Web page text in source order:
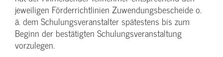
jeweiligen Förderrichtlinien Zuwendungs­bescheide o.
ä. dem Schulungs­veranstalter spätestens bis zum
Beginn der bestätigten Schulungs­veranstaltung
vorzulegen.